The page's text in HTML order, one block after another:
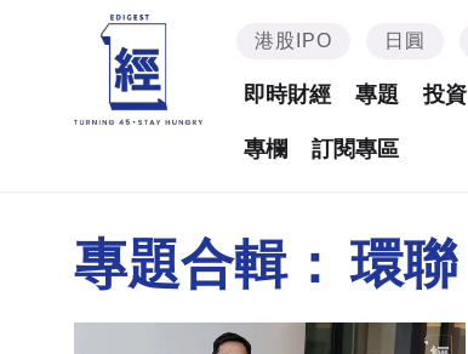
港股IPO 日圓
即時財經 專題 投資
專欄 訂閱專區
專題合輯： 環聯